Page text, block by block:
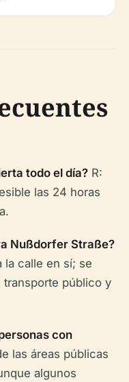
todo el día? R:
las 24 horas
Nußdorfer Straße?
la calle en sí; se
transporte público y
con
las áreas públicas
algunos